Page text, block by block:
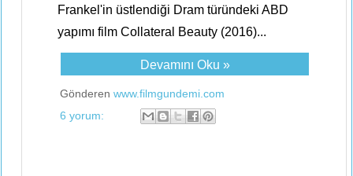
Frankel'in üstlendiği Dram türündeki ABD
yapımı film Collateral Beauty (2016)...
Devamını Oku »
Gönderen www.filmgundemi.com
6 yorum: